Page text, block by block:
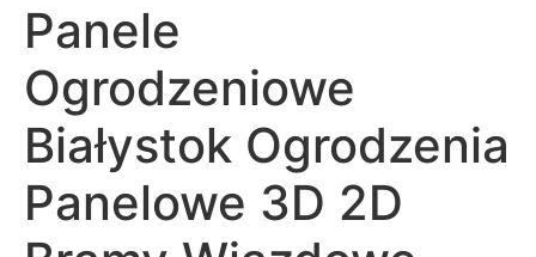
Panele
Ogrodzeniowe
Białystok Ogrodzenia
Panelowe 3D 2D